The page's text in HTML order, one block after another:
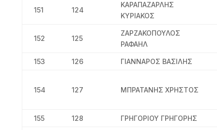
151 124
ΚΑΡΑΠΑΖΑΡΛΗΣ
ΚΥΡΙΑΚΟΣ
152 125
ΖΑΡΖΑΚΟΠΟΥΛΟΣ
ΡΑΦΑΗΛ
153 126 ΓΙΑΝΝΑΡΟΣ ΒΑΣΙΛΗΣ
154 127 ΜΠΡΑΤΑΝΗΣ ΧΡΗΣΤΟΣ
155 128 ΓΡΗΓΟΡΙΟΥ ΓΡΗΓΟΡΗΣ